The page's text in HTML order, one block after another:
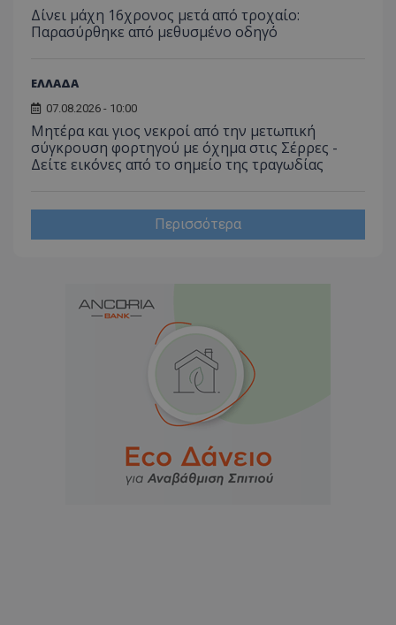
Δίνει μάχη 16χρονος μετά από τροχαίο:
Παρασύρθηκε από μεθυσμένο οδηγό
ΕΛΛΑΔΑ
07.08.2026 - 10:00
Μητέρα και γιος νεκροί από την μετωπική
σύγκρουση φορτηγού με όχημα στις Σέρρες -
Δείτε εικόνες από το σημείο της τραγωδίας
Περισσότερα